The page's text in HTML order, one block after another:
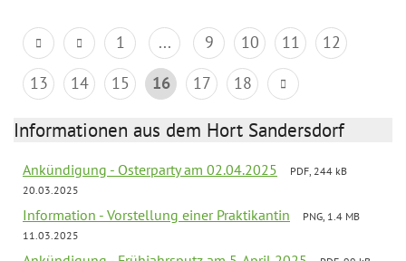
1 ... 9 10 11
12
13
14 15 16 17 18
Informationen aus dem Hort Sandersdorf
Ankündigung - Osterparty am 02.04.2025
PDF, 244 kB
20.03.2025
Information - Vorstellung einer Praktikantin
PNG, 1.4 MB
11.03.2025